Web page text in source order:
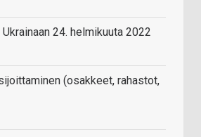
24. helmikuuta 2022
(osakkeet, rahastot,